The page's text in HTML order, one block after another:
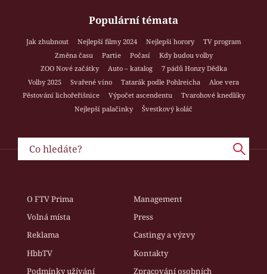
Populární témata
Jak zhubnout Nejlepší filmy 2024 Nejlepší horory
TV program
Změna času
Partie Počasí
Kdy budou volby
ZOO Nové začátky
Auto – katalog
7 pádů Honzy Dědka
Volby 2025
Svařené víno Tatarák podle Pohlreicha
Aloe vera
Pěstování lichořeřišnice
Výpočet ascendentu
Tvarohové knedlíky
Nejlepší palačinky
Švestkový koláč
O FTV Prima
Management
Volná místa
Press
Reklama
Castingy a výzvy
HbbTV
Kontakty
Podmínky užívání
Zpracování osobních